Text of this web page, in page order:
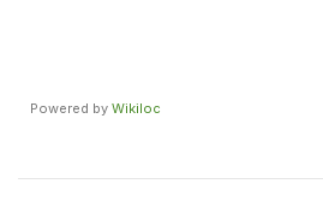
Powered by Wikiloc